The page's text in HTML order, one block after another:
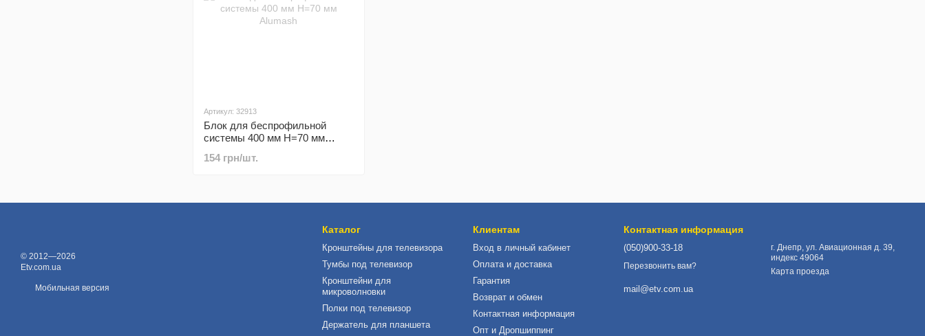
Артикул: 32913
Блок для беспрофильной
системы 400 мм Н=70 мм
154 грн/шт.
© 2012—2026
Etv.com.ua
Мобильная версия
Каталог
Кронштейны для телевизора
Тумбы под телевизор
Кронштейни для
микроволновки
Полки под телевизор
Держатель для планшета
Клиентам
Вход в личный кабинет
Оплата и доставка
Гарантия
Возврат и обмен
Контактная информация
Опт и Дропшиппинг
Контактная информация
(050)900-33-18
Перезвонить вам?
mail@etv.com.ua
г. Днепр, ул. Авиационная д. 39,
индекс 49064
Карта проезда